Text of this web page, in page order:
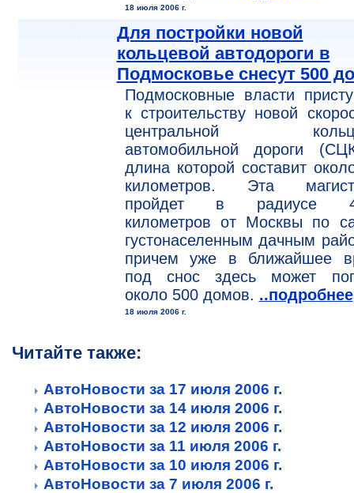
18 июля 2006 г.
Для постройки новой
кольцевой автодороги в
Подмосковье снесут 500
Подмосковные власти
к строительству новой
центральной
автомобильной дороги
длина которой составит
километров. Эта
пройдет в радиусе
километров от Москвы по
густонаселенным дачным
причем уже в ближайшее
под снос здесь может
около 500 домов. ..подробнее
18 июля 2006 г.
Читайте также:
АвтоНовости за 17 июля 2006 г.
АвтоНовости за 14 июля 2006 г.
АвтоНовости за 12 июля 2006 г.
АвтоНовости за 11 июля 2006 г.
АвтоНовости за 10 июля 2006 г.
АвтоНовости за 7 июля 2006 г.